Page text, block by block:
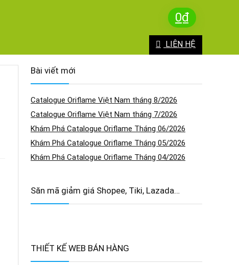
0₫
LIÊN HỆ
Bài viết mới
Catalogue Oriflame Việt Nam tháng 8/2026
Catalogue Oriflame Việt Nam tháng 7/2026
Khám Phá Catalogue Oriflame Tháng 06/2026
Khám Phá Catalogue Oriflame Tháng 05/2026
Khám Phá Catalogue Oriflame Tháng 04/2026
Săn mã giảm giá Shopee, Tiki, Lazada…
THIẾT KẾ WEB BÁN HÀNG